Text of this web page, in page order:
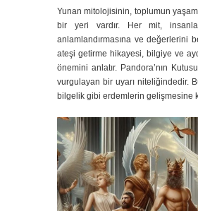
Yunan mitolojisinin, toplumun
bir yeri vardır. Her mit,
anlamlandırmasına ve değerlerini
ateşi getirme hikayesi, bilgiye ve
önemini anlatır. Pandora’nın
vurgulayan bir uyarı niteliğindedir.
bilgelik gibi erdemlerin gelişmesine